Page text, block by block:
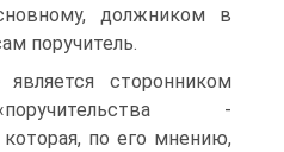
должником в
поручитель.
сторонником
-
по его мнению,